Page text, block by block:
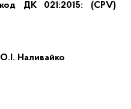
код ДК 021:2015: (CPV)
О.І. Наливайко